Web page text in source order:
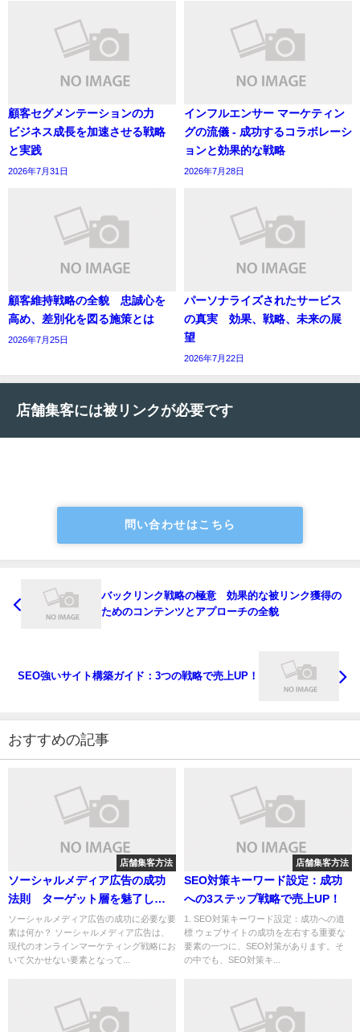
顧客セグメンテーションの力
ビジネス成長を加速させる戦略
と実践
2026年7月31日
インフルエンサー マーケティン
グの流儀 - 成功するコラボレーシ
ョンと効果的な戦略
2026年7月28日
顧客維持戦略の全貌 忠誠心を
高め、差別化を図る施策とは
2026年7月25日
パーソナライズされたサービス
の真実 効果、戦略、未来の展
望
2026年7月22日
店舗集客には被リンクが必要です
問い合わせはこちら
バックリンク戦略の極意 効果的な被リンク獲得の
ためのコンテンツとアプローチの全貌
SEO強いサイト構築ガイド：3つの戦略で売上UP！
おすすめの記事
店舗集客方法
ソーシャルメディア広告の成功
法則 ターゲット層を魅了し、
競合に差をつける戦略ガイド
ソーシャルメディア広告の成功に必要な要
素は何か？ ソーシャルメディア広告は、
現代のオンラインマーケティング戦略にお
いて欠かせない要素となって...
店舗集客方法
SEO対策キーワード設定：成功
への3ステップ戦略で売上UP！
1. SEO対策キーワード設定：成功への道
標 ウェブサイトの成功を左右する重要な
要素の一つに、SEO対策があります。そ
の中でも、SEO対策キ...